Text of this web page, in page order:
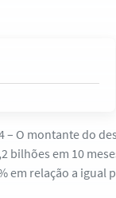
– O montante do
bilhões em 10
em relação a igual